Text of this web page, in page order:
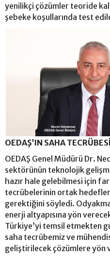
yenilikçi çözümler teoride
şebeke koşullarında test
OEDAŞ’IN SAHA
OEDAŞ Genel Müdürü Dr.
sektörünün teknolojik
hazır hale gelebilmesi için
tecrübelerinin ortak
gerektiğini söyledi.
enerji altyapısına yön
Türkiye’yi temsil etmekten
saha tecrübemiz ve
geliştirilecek çözümlere yön